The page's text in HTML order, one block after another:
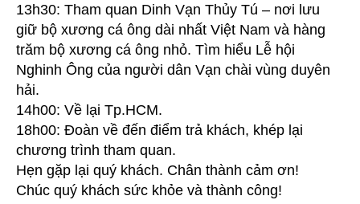
13h30: Tham quan Dinh Vạn Thủy Tú – nơi lưu
giữ bộ xương cá ông dài nhất Việt Nam và hàng
trăm bộ xương cá ông nhỏ. Tìm hiểu Lễ hội
Nghinh Ông của người dân Vạn chài vùng duyên
hải.
14h00: Về lại Tp.HCM.
18h00: Đoàn về đến điểm trả khách, khép lại
chương trình tham quan.
Hẹn gặp lại quý khách. Chân thành cảm ơn!
Chúc quý khách sức khỏe và thành công!